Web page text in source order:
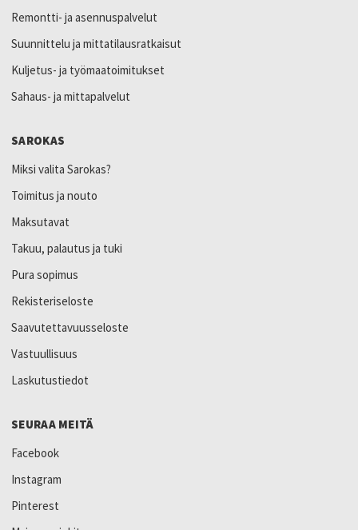
Remontti- ja asennuspalvelut
Suunnittelu ja mittatilausratkaisut
Kuljetus- ja työmaatoimitukset
Sahaus- ja mittapalvelut
SAROKAS
Miksi valita Sarokas?
Toimitus ja nouto
Maksutavat
Takuu, palautus ja tuki
Pura sopimus
Rekisteriseloste
Saavutettavuusseloste
Vastuullisuus
Laskutustiedot
SEURAA MEITÄ
Facebook
Instagram
Pinterest